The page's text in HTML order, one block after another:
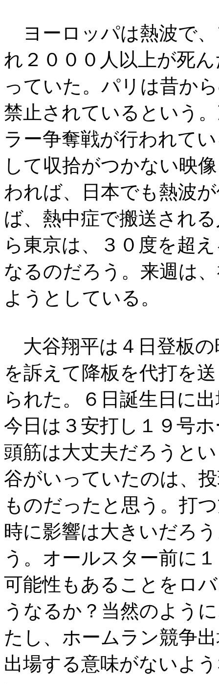
ヨーロッパは熱波で
れ２０００人以上が死
っていた。パリは昔か
禁止されているという
ラー争奪戦が行われて
して収拾がつかない映
われば、日本でも熱波
ば、熱中症で搬送され
ら東京は、３０度を超
なるのだろう。来週は
ようとしている。
大谷翔平は４日登板の
を訴えて降板を代打を
られた。６日誕生日に
今日は３安打し１９号
頭筋は大丈夫だろうと
谷がいっていたのは、
ものだったと思う。打
時に影響は大きいだろ
う。オールスター前に
可能性もあることをロ
うなるか？当然のよう
たし、ホームラン競争
出場する意味がないよ